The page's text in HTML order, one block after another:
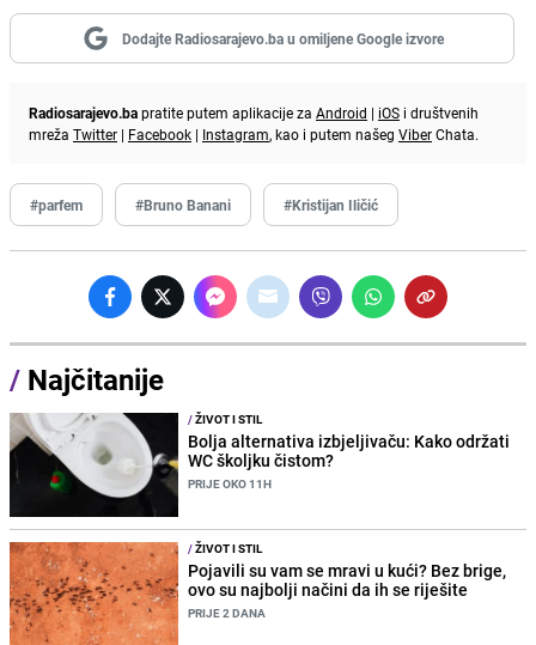
Dodajte Radiosarajevo.ba u omiljene Google izvore
Radiosarajevo.bapratite putem aplikacije za Android | iOS i društvenih
mreža Twitter | Facebook | Instagram, kao i putem našeg ViberChata.
#parfem #Bruno Banani #Kristijan Iličić
/ Najčitanije
/ŽIVOT I STIL
Bolja alternativa izbjeljivaču: Kako održati
WC školjku čistom?
PRIJE OKO 11H
/ŽIVOT I STIL
Pojavili su vam se mravi u kući? Bez brige,
ovo su najbolji načini da ih se riješite
PRIJE 2 DANA